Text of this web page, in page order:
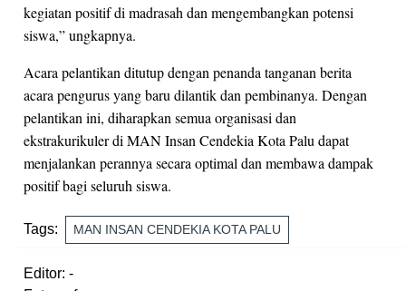
kegiatan positif di madrasah dan mengembangkan potensi
siswa,” ungkapnya.
Acara pelantikan ditutup dengan penanda tanganan berita
acara pengurus yang baru dilantik dan pembinanya. Dengan
pelantikan ini, diharapkan semua organisasi dan
ekstrakurikuler di MAN Insan Cendekia Kota Palu dapat
menjalankan perannya secara optimal dan membawa dampak
positif bagi seluruh siswa.
Tags: MAN INSAN CENDEKIA KOTA PALU
Editor: -